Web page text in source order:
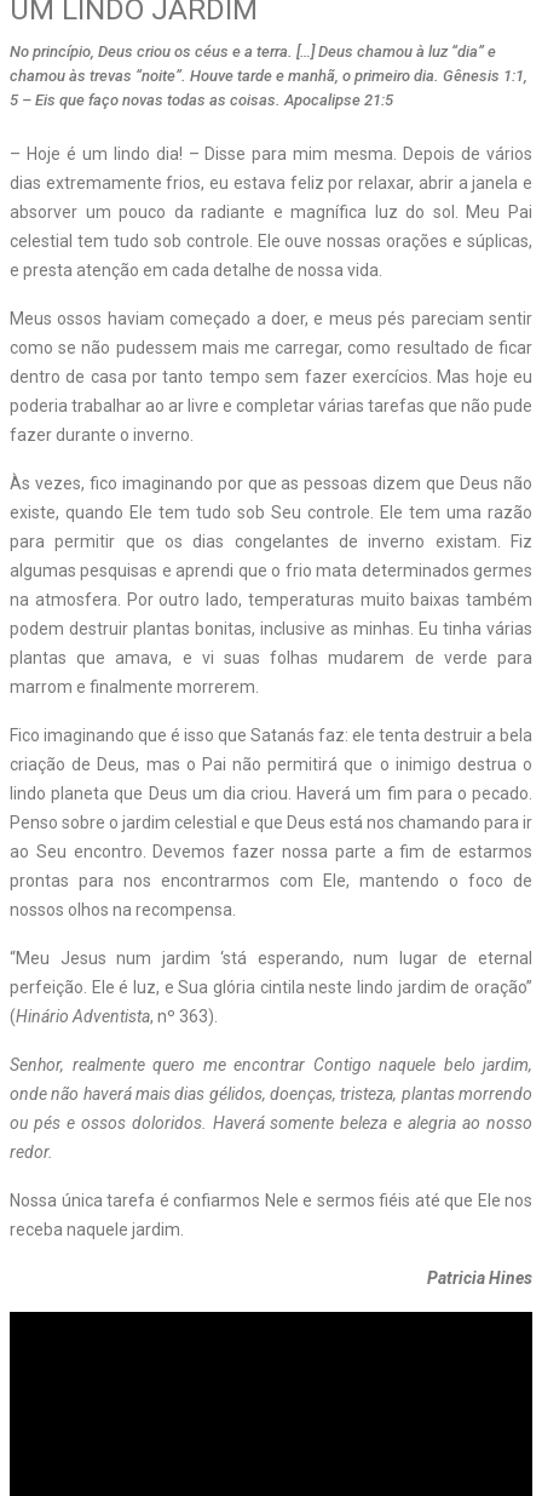
UM LINDO JARDIM
No princípio, Deus criou os céus e a terra. […] Deus chamou à luz “dia” e
chamou às trevas “noite”. Houve tarde e manhã, o primeiro dia. Gênesis 1:1,
5 – Eis que faço novas todas as coisas. Apocalipse 21:5
– Hoje é um lindo dia! – Disse para mim mesma. Depois de vários
dias extremamente frios, eu estava feliz por relaxar, abrir a janela e
absorver um pouco da radiante e magnífica luz do sol. Meu Pai
celestial tem tudo sob controle. Ele ouve nossas orações e súplicas,
e presta atenção em cada detalhe de nossa vida.
Meus ossos haviam começado a doer, e meus pés pareciam sentir
como se não pudessem mais me carregar, como resultado de ficar
dentro de casa por tanto tempo sem fazer exercícios. Mas hoje eu
poderia trabalhar ao ar livre e completar várias tarefas que não pude
fazer durante o inverno.
Às vezes, fico imaginando por que as pessoas dizem que Deus não
existe, quando Ele tem tudo sob Seu controle. Ele tem uma razão
para permitir que os dias congelantes de inverno existam. Fiz
algumas pesquisas e aprendi que o frio mata determinados germes
na atmosfera. Por outro lado, temperaturas muito baixas também
podem destruir plantas bonitas, inclusive as minhas. Eu tinha várias
plantas que amava, e vi suas folhas mudarem de verde para
marrom e finalmente morrerem.
Fico imaginando que é isso que Satanás faz: ele tenta destruir a bela
criação de Deus, mas o Pai não permitirá que o inimigo destrua o
lindo planeta que Deus um dia criou. Haverá um fim para o pecado.
Penso sobre o jardim celestial e que Deus está nos chamando para ir
ao Seu encontro. Devemos fazer nossa parte a fim de estarmos
prontas para nos encontrarmos com Ele, mantendo o foco de
nossos olhos na recompensa.
“Meu Jesus num jardim ‘stá esperando, num lugar de eternal
perfeição. Ele é luz, e Sua glória cintila neste lindo jardim de oração”
(Hinário Adventista, nº 363).
Senhor, realmente quero me encontrar Contigo naquele belo jardim,
onde não haverá mais dias gélidos, doenças, tristeza, plantas morrendo
ou pés e ossos doloridos. Haverá somente beleza e alegria ao nosso
redor.
Nossa única tarefa é confiarmos Nele e sermos fiéis até que Ele nos
receba naquele jardim.
Patricia Hines